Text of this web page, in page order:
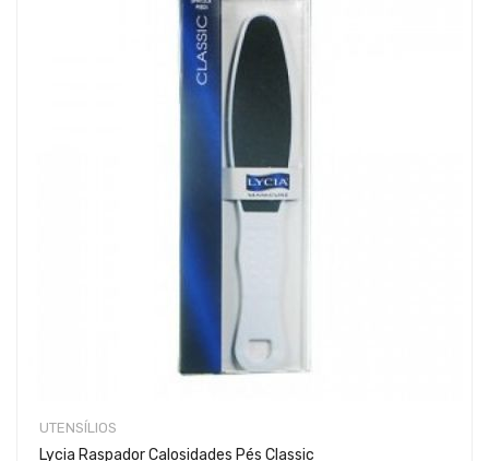
UTENSÍLIOS
Lycia Raspador Calosidades Pés Classic